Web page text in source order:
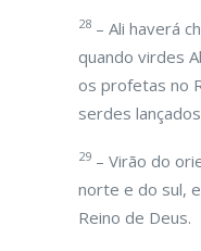
28 – Ali haverá
quando virdes
os profetas no
serdes
29 – Virão do
norte e do sul,
Reino de Deus.